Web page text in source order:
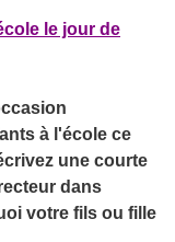
le jour de
à l'école ce
une courte
dans
votre fils ou fille